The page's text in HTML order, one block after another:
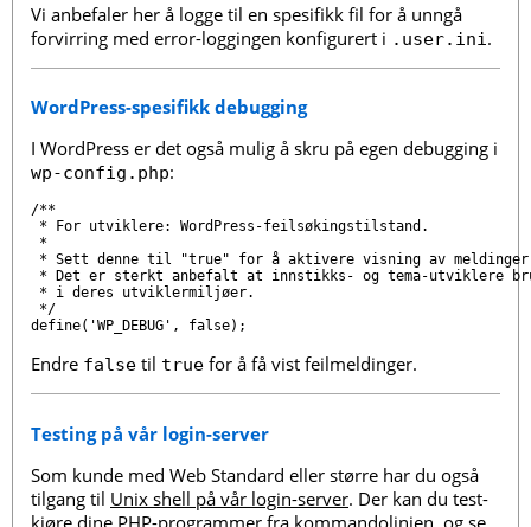
Vi anbefaler her å logge til en spesifikk fil for å unngå
forvirring med error-loggingen konfigurert i .user.ini .
WordPress-spesifikk debugging
I WordPress er det også mulig å skru på egen debugging i
wp-config.php:
/**
* For utviklere: WordPress-feilsøkingstilstand.
*
* Sett denne til "true" for å aktivere visning av
* Det er sterkt anbefalt at innstikks- og tema-utviklere
* i deres utviklermiljøer.
*/
Endre false til true for å få vist feilmeldinger.
Testing på vår login-server
Som kunde med Web Standard eller større har du også
tilgang til Unix shell på vår login-server. Der kan du test-
kjøre dine PHP-programmer fra kommandolinjen, og se